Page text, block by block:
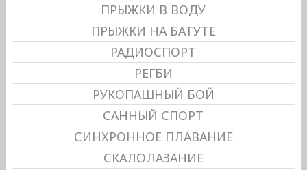
ПРЫЖКИ В ВОДУ
ПРЫЖКИ НА БАТУТЕ
РАДИОСПОРТ
РЕГБИ
РУКОПАШНЫЙ БОЙ
САННЫЙ СПОРТ
СИНХРОННОЕ ПЛАВАНИЕ
СКАЛОЛАЗАНИЕ